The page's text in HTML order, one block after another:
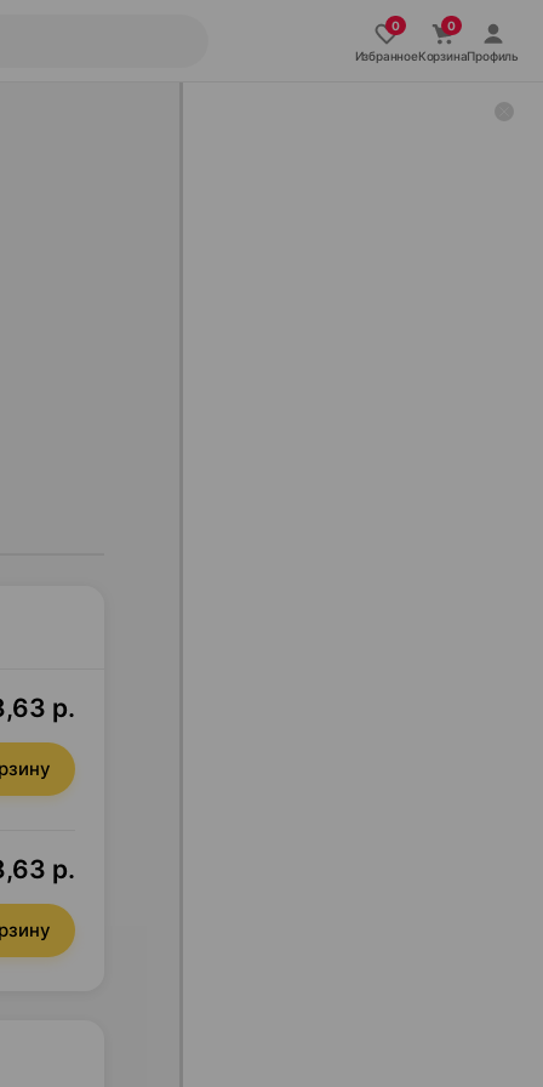
ИзбранноеКорзинаПрофиль
р.
р.